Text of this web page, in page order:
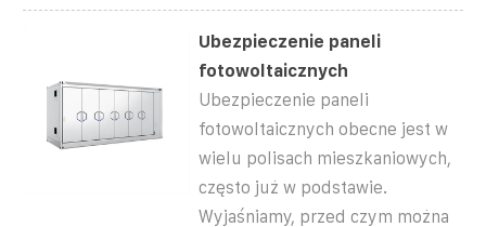
Ubezpieczenie paneli
fotowoltaicznych
Ubezpieczenie paneli
fotowoltaicznych obecne jest w
wielu polisach mieszkaniowych,
często już w podstawie.
Wyjaśniamy, przed czym można